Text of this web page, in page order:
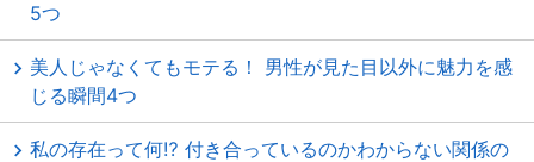
5つ
美人じゃなくてもモテる！ 男性が見た目以外に魅力を感
じる瞬間4つ
私の存在って何⁉ 付き合っているのかわからない関係の